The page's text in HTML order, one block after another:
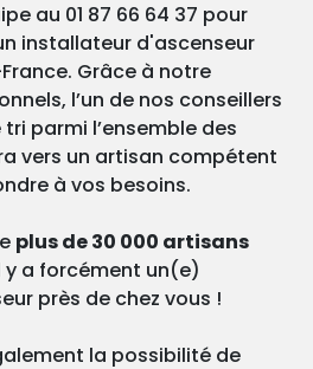
au 01 87 66 64 37 pour
installateur d'ascenseur
Grâce à notre
l’un de nos conseillers
parmi l’ensemble des
vers un artisan compétent
à vos besoins.
plus de 30 000 artisans
y a forcément un(e)
près de chez vous !
la possibilité de